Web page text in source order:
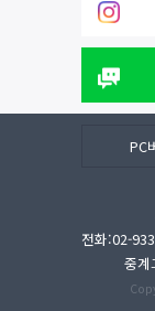
PC
전화:02-
중계